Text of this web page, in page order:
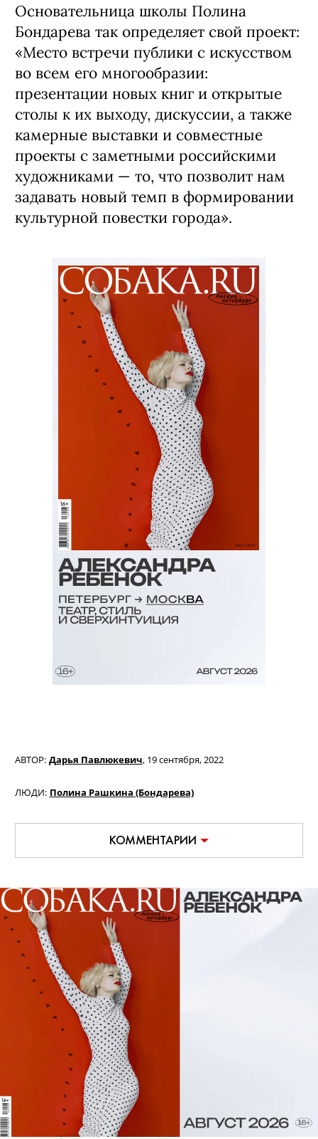
Основательница школы Полина
Бондарева так определяет свой проект:
«Место встречи публики с искусством
во всем его многообразии:
презентации новых книг и открытые
столы к их выходу, дискуссии, а также
камерные выставки и совместные
проекты с заметными российскими
художниками — то, что позволит нам
задавать новый темп в формировании
культурной повестки города».
АВТОР: Дарья Павлюкевич, 19 сентября, 2022
ЛЮДИ: Полина Рашкина (Бондарева)
КОММЕНТАРИИ